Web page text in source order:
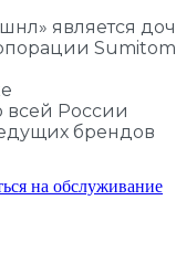
является
всей России
брендов
на обслуживание